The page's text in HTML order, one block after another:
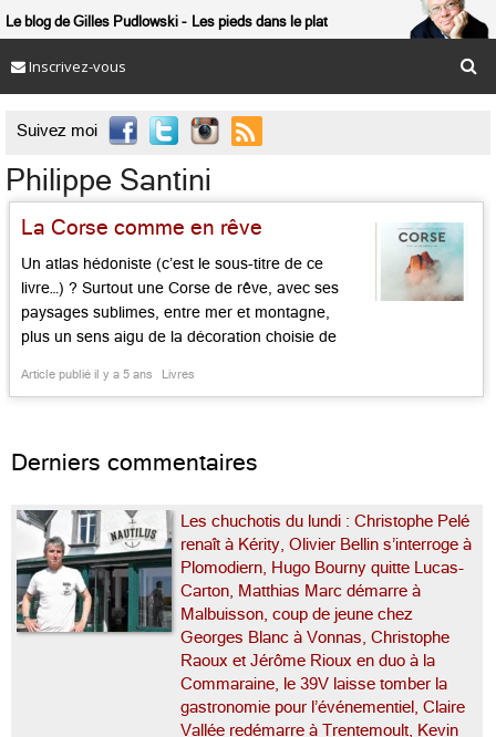
Le blog de Gilles Pudlowski Les pieds dans le plat
Inscrivez-vous
Suivez moi 
Philippe Santini
La Corse comme en rêve
Un atlas hédoniste (c’est le sous-titre de ce
livre…) ? Surtout une Corse de rêve, avec ses
paysages sublimes, entre mer et montagne,
plus un sens aigu de la décoration choisie de
ouvrage est une invitation au voyage, au Cap
Article publié il y a 5 ans Livres
Derniers commentaires
Les chuchotis du lundi : Christophe Pelé
renaît à Kérity, Olivier Bellin s’interroge à
Plomodiern, Hugo Bourny quitte Lucas-
Carton, Matthias Marc démarre à
Malbuisson, coup de jeune chez
Georges Blanc à Vonnas, Christophe
Raoux et Jérôme Rioux en duo à la
Commaraine, le 39V laisse tomber la
gastronomie pour l’événementiel, Claire
Vallée redémarre à Trentemoult, Kevin